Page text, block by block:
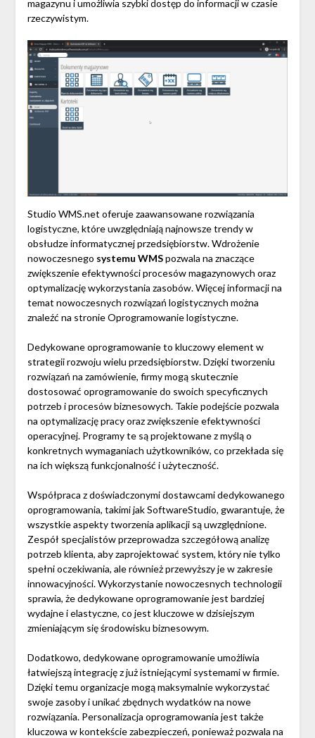
magazynu i umożliwia szybki dostęp do informacji w czasie
rzeczywistym.
Studio WMS.net oferuje zaawansowane rozwiązania
logistyczne, które uwzględniają najnowsze trendy w
obsłudze informatycznej przedsiębiorstw. Wdrożenie
nowoczesnego systemu WMSpozwala na znaczące
zwiększenie efektywności procesów magazynowych oraz
optymalizację wykorzystania zasobów. Więcej informacji na
temat nowoczesnych rozwiązań logistycznych można
znaleźć na stronie Oprogramowanie logistyczne.
Dedykowane oprogramowanie to kluczowy element w
strategii rozwoju wielu przedsiębiorstw. Dzięki tworzeniu
rozwiązań na zamówienie, firmy mogą skutecznie
dostosować oprogramowanie do swoich specyficznych
potrzeb i procesów biznesowych. Takie podejście pozwala
na optymalizację pracy oraz zwiększenie efektywności
operacyjnej. Programy te są projektowane z myślą o
konkretnych wymaganiach użytkowników, co przekłada się
na ich większą funkcjonalność i użyteczność.
Współpraca z doświadczonymi dostawcami dedykowanego
oprogramowania, takimi jak SoftwareStudio, gwarantuje, że
wszystkie aspekty tworzenia aplikacji są uwzględnione.
Zespół specjalistów przeprowadza szczegółową analizę
potrzeb klienta, aby zaprojektować system, który nie tylko
spełni oczekiwania, ale również przewyższy je w zakresie
innowacyjności. Wykorzystanie nowoczesnych technologii
sprawia, że dedykowane oprogramowanie jest bardziej
wydajne i elastyczne, co jest kluczowe w dzisiejszym
zmieniającym się środowisku biznesowym.
Dodatkowo, dedykowane oprogramowanie umożliwia
łatwiejszą integrację z już istniejącymi systemami w firmie.
Dzięki temu organizacje mogą maksymalnie wykorzystać
swoje zasoby i unikać zbędnych wydatków na nowe
rozwiązania. Personalizacja oprogramowania jest także
kluczowa w kontekście zabezpieczeń, ponieważ pozwala na